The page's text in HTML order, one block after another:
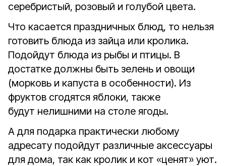
серебристый, розовый и голубой цвета.
Что касается праздничных блюд, то нельзя
готовить блюда из зайца или кролика.
Подойдут блюда из рыбы и птицы. В
достатке должны быть зелень и овощи
(морковь и капуста в особенности). Из
фруктов сгодятся яблоки, также
будут нелишними на столе ягоды.
А для подарка практически любому
адресату подойдут различные аксессуары
для дома, так как кролик и кот «ценят» уют.